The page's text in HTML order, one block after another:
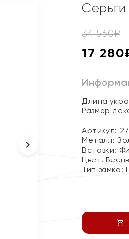
34 560₽
17 280
Длина
Размер
Артикул:
Металл:
Вставки:
Цвет:
Тип замка: